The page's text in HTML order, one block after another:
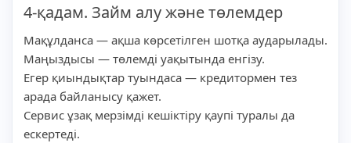
4-қадам. Займ алу және төлемдер
Мақұлданса — ақша көрсетілген шотқа аударылады.
Маңыздысы — төлемді уақытында енгізу.
Егер қиындықтар туындаса — кредитормен тез
арада байланысу қажет.
Сервис ұзақ мерзімді кешіктіру қаупі туралы да
ескертеді.